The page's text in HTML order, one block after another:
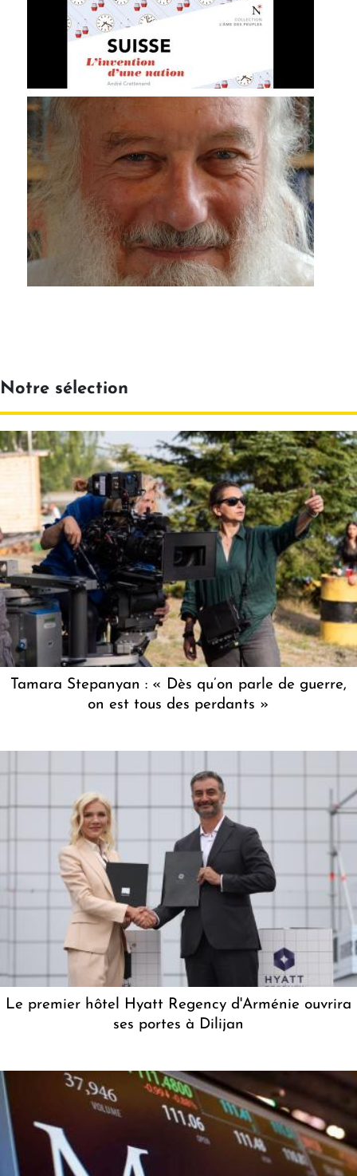
Notre sélection
Tamara Stepanyan : « Dès qu’on parle de guerre,
on est tous des perdants »
Le premier hôtel Hyatt Regency d'Arménie ouvrira
ses portes à Dilijan